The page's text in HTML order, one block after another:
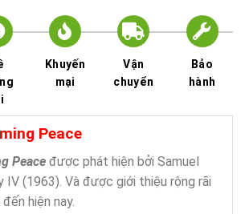
Khuyến
mại
Vận
chuyển
Bảo
hành
Peace
Peace được phát hiện bởi Samuel
IV (1963). Và được giới thiệu rộng rãi
hiện nay.